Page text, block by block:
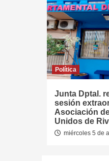
Política
Junta Dptal.
sesión
Asociación
Unidos de
miércoles 5 de